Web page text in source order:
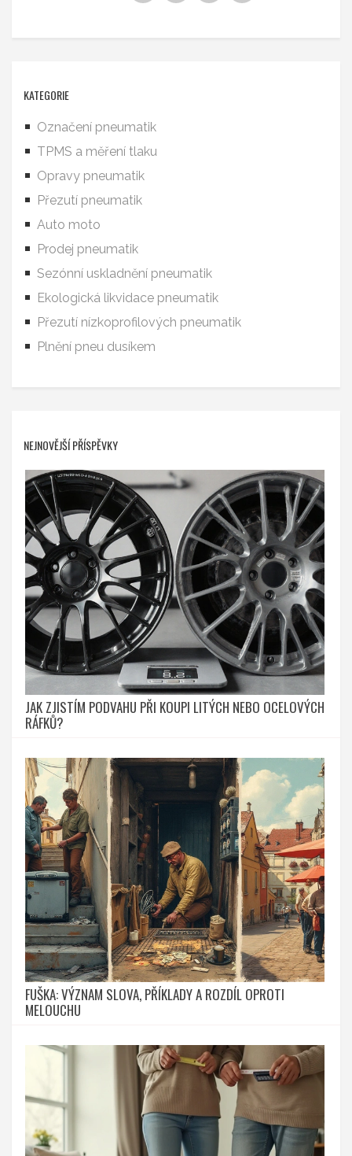
KATEGORIE
Označení pneumatik
TPMS a měření tlaku
Opravy pneumatik
Přezutí pneumatik
Auto moto
Prodej pneumatik
Sezónní uskladnění pneumatik
Ekologická likvidace pneumatik
Přezutí nízkoprofilových pneumatik
Plnění pneu dusíkem
NEJNOVĚJŠÍ PŘÍSPĚVKY
JAK ZJISTÍM PODVAHU PŘI KOUPI LITÝCH NEBO OCELOVÝCH
RÁFKŮ?
FUŠKA: VÝZNAM SLOVA, PŘÍKLADY A ROZDÍL OPROTI
MELOUCHU